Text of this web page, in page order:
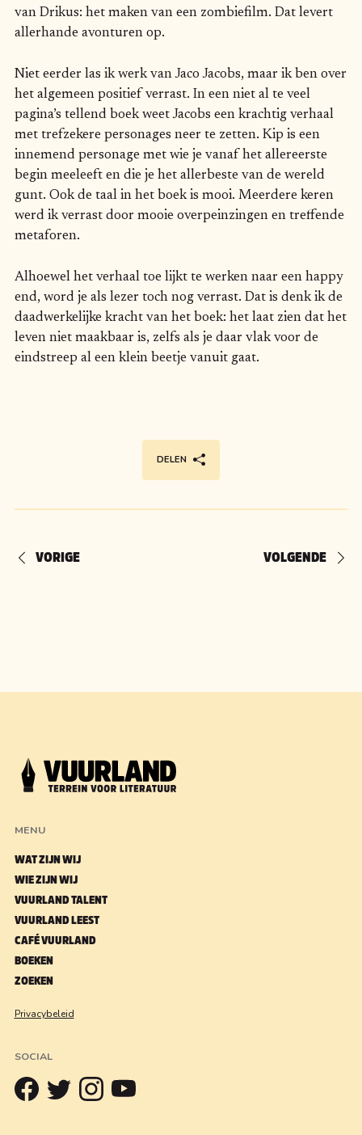
van Drikus: het maken van een zombiefilm. Dat levert
allerhande avonturen op.
Niet eerder las ik werk van Jaco Jacobs, maar ik ben over
het algemeen positief verrast. In een niet al te veel
pagina’s tellend boek weet Jacobs een krachtig verhaal
met trefzekere personages neer te zetten. Kip is een
innemend personage met wie je vanaf het allereerste
begin meeleeft en die je het allerbeste van de wereld
gunt. Ook de taal in het boek is mooi. Meerdere keren
werd ik verrast door mooie overpeinzingen en treffende
metaforen.
Alhoewel het verhaal toe lijkt te werken naar een happy
end, word je als lezer toch nog verrast. Dat is denk ik de
daadwerkelijke kracht van het boek: het laat zien dat het
leven niet maakbaar is, zelfs als je daar vlak voor de
eindstreep al een klein beetje vanuit gaat.
DELEN
VORIGE VOLGENDE
MENU
WAT ZIJN WIJ
WIE ZIJN WIJ
VUURLAND TALENT
VUURLAND LEEST
CAFÉ VUURLAND
BOEKEN
ZOEKEN
Privacybeleid
SOCIAL